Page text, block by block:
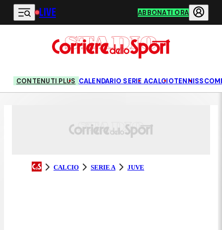
Vai al contenuto principale
LIVE ABBONATI ORA
CONTENUTI PLUS CALENDARIO SERIE ACALCIOTENNIS
CALCIO SERIE A JUVE